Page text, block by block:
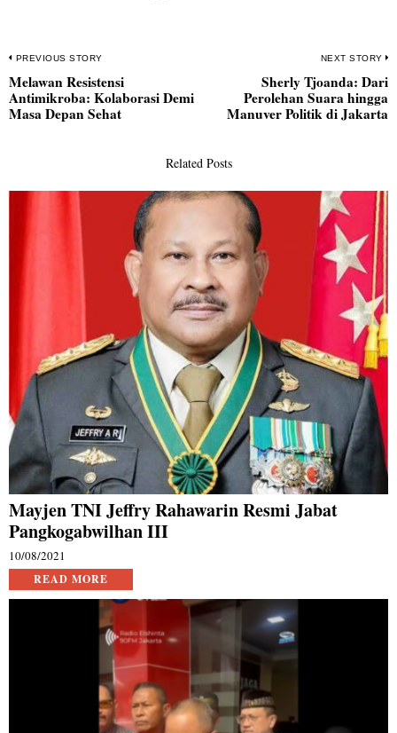
Navigasi
pos
PREVIOUS STORY
Previous
post:
Melawan Resistensi
Antimikroba: Kolaborasi Demi
Masa Depan Sehat
NEXT STORY
Sherly Tjoanda: Dari
Perolehan Suara hingga
Manuver Politik di Jakarta
Related Posts
Mayjen TNI Jeffry Rahawarin Resmi Jabat
Pangkogabwilhan III
10/08/2021
READ MORE